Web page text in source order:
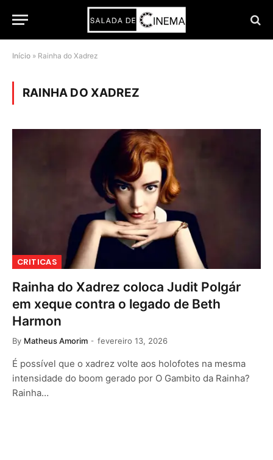
Início » Rainha do Xadrez
RAINHA DO XADREZ
CRITICAS
Rainha do Xadrez coloca Judit Polgár
em xeque contra o legado de Beth
Harmon
By Matheus Amorim fevereiro 13, 2026
É possível que o xadrez volte aos holofotes na mesma
intensidade do boom gerado por O Gambito da Rainha?
Rainha…